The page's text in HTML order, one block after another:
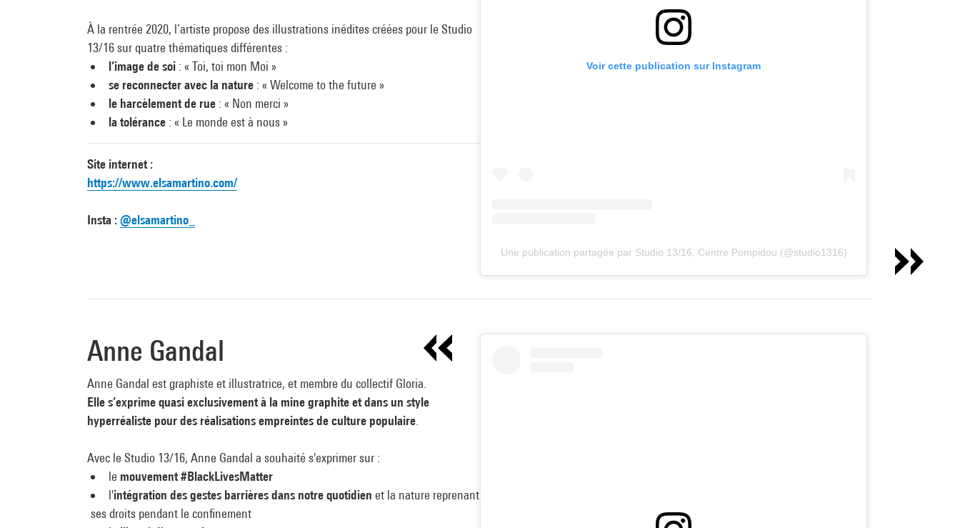
À la rentrée 2020, l’artiste propose des illustrations inédites créées pour le Studio
13/16 sur quatre thématiques différentes :
l’image de soi : « Toi, toi mon Moi »
se reconnecter avec la nature : « Welcome to the future »
le harcèlement de rue : « Non merci »
la tolérance : « Le monde est à nous »
Site internet :
https://www.elsamartino.com/
Insta :@elsamartino_
Voir cette publication sur Instagram
Une publication partagée par Studio 13/16, Centre Pompidou (@studio1316)
Anne Gandal
Anne Gandal est graphiste et illustratrice, et membre du collectif Gloria.
Elle s’exprime quasi exclusivement à la mine graphite et dans un style
hyperréaliste pour des réalisations empreintes de culture populaire
Avec le Studio 13/16, Anne Gandal a souhaité s'exprimer sur :
le mouvement #BlackLivesMatter
l'intégration des gestes barrières dans notre quotidien et la nature reprenant
ses droits pendant le confinement